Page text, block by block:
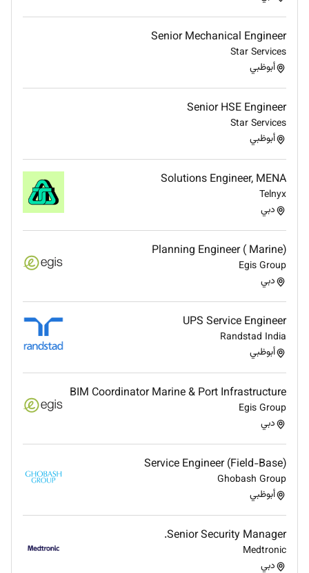
Certifications in Fire & Gas Systems or OEM
training.
Experience with hazardous area systems and
networking-related systems.
Required Experience:
Senior Mechanical Engineer
Star Services
أبوظبي
Senior HSE Engineer
Star Services
أبوظبي
Solutions Engineer, MENA
Telnyx
دبي
Planning Engineer ( Marine)
Egis Group
دبي
UPS Service Engineer
Randstad India
أبوظبي
BIM Coordinator Marine & Port Infrastructure
Egis Group
دبي
Service Engineer (Field-Base)
Ghobash Group
أبوظبي
Senior Security Manager.
Medtronic
دبي